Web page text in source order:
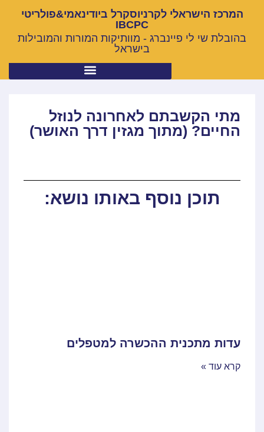
המרכז הישראלי לקרניוסקרל ביודינאמי&פולריטי
IBCPC
בהובלת שי לי פיינברג - מוותיקות המורות והמובילות
בישראל
מתי הקשבתם לאחרונה לנוזל
החיים? (מתוך מגזין דרך האושר)
תוכן נוסף באותו נושא:
עדות מתכנית ההכשרה למטפלים
קרא עוד »